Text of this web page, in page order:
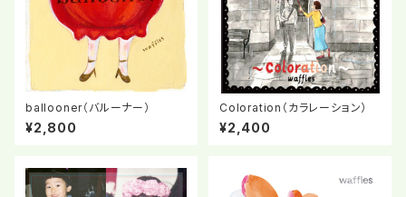
ballooner（バルーナー）
¥2,800
Coloration（カラレーション）
¥2,400